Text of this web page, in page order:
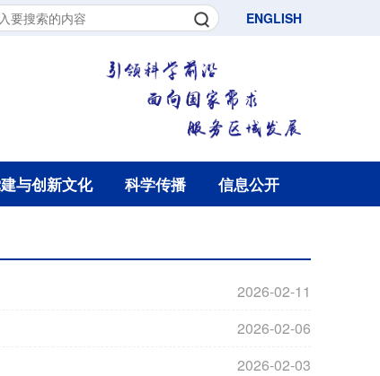
ENGLISH
与创新文化 科学传播 信息公开
2026-02-11
2026-02-06
2026-02-03